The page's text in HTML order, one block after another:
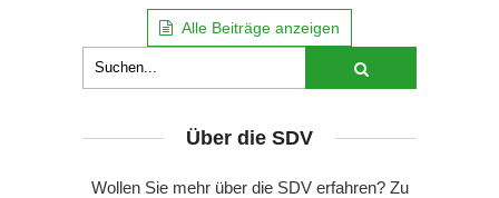
Alle Beiträge anzeigen
Über die SDV
Wollen Sie mehr über die SDV erfahren? Zu